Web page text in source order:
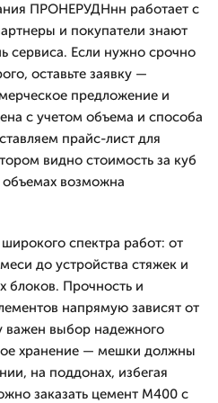
ПРОНЕРУДНнн работает с
и покупатели знают
сервиса. Если нужно срочно
оставьте заявку —
предложение и
с учетом объема и способа
прайс-лист для
видно стоимость за куб
возможна
спектра работ: от
до устройства стяжек и
блоков. Прочность и
напрямую зависят от
важен выбор надежного
хранение — мешки должны
на поддонах, избегая
заказать цемент М400 с